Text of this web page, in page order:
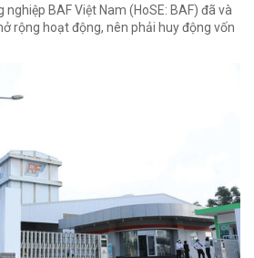
nghiệp BAF Việt Nam (HoSE: BAF) đã và
rộng hoạt động, nên phải huy động vốn